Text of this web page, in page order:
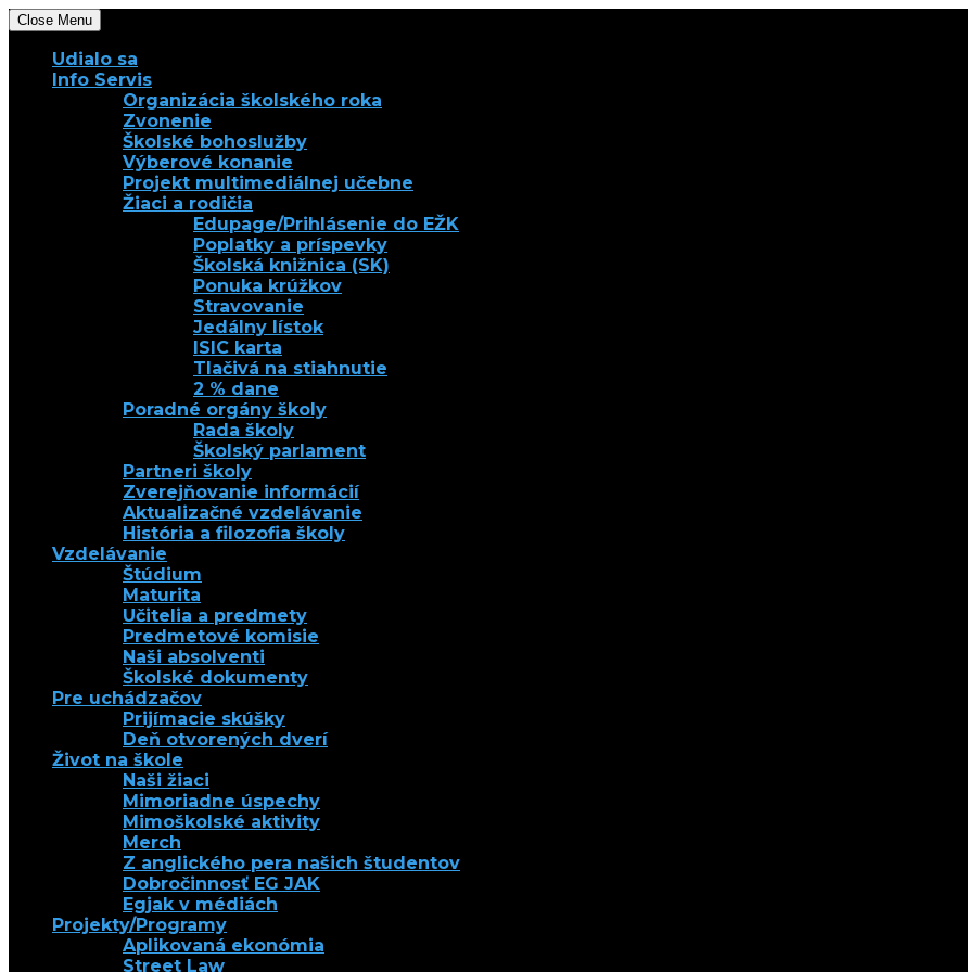
Close Menu
Udialo sa
Info Servis
Organizácia školského roka
Zvonenie
Školské bohoslužby
Výberové konanie
Projekt multimediálnej učebne
Žiaci a rodičia
Edupage/Prihlásenie do EŽK
Poplatky a príspevky
Školská knižnica (SK)
Ponuka krúžkov
Stravovanie
Jedálny lístok
ISIC karta
Tlačivá na stiahnutie
2 % dane
Poradné orgány školy
Rada školy
Školský parlament
Partneri školy
Zverejňovanie informácií
Aktualizačné vzdelávanie
História a filozofia školy
Vzdelávanie
Štúdium
Maturita
Učitelia a predmety
Predmetové komisie
Naši absolventi
Školské dokumenty
Pre uchádzačov
Prijímacie skúšky
Deň otvorených dverí
Život na škole
Naši žiaci
Mimoriadne úspechy
Mimoškolské aktivity
Merch
Z anglického pera našich študentov
Dobročinnosť EG JAK
Egjak v médiách
Projekty/Programy
Aplikovaná ekonómia
Street Law